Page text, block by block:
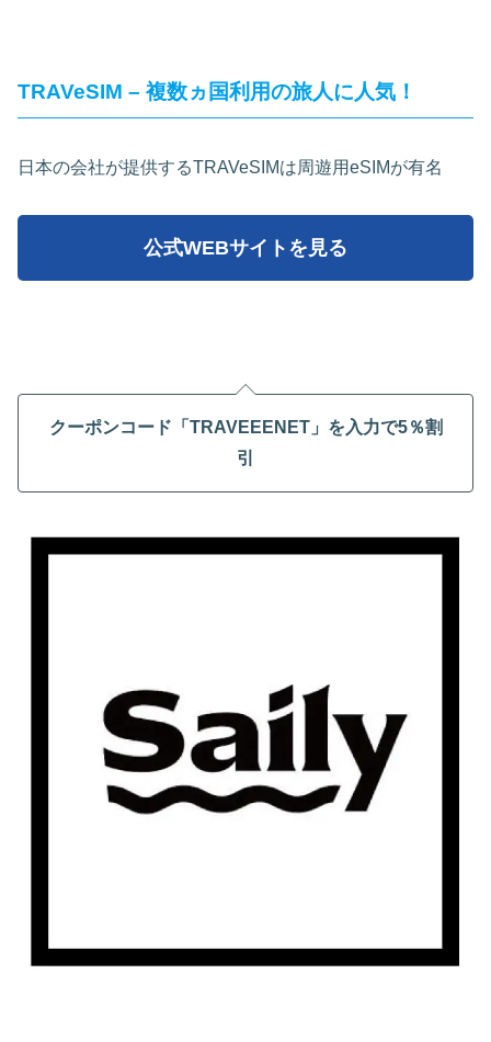
TRAVeSIM – 複数ヵ国利用の旅人に人気！
日本の会社が提供するTRAVeSIMは周遊用eSIMが有名
公式WEBサイトを見る
クーポンコード「TRAVEEENET」を入力で5％割
引